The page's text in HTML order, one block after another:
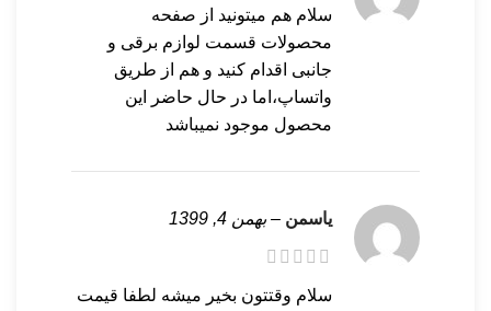
سلام هم میتونید از صفحه
محصولات قسمت لوازم برقی و
جانبی اقدام کنید و هم از طریق
واتساپ،اما در حال حاضر این
محصول موجود نمیباشد
یاسمن – بهمن 4, 1399
سلام وقتتون بخیر میشه لطفا قیمت